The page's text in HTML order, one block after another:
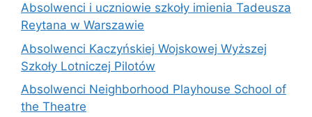
Absolwenci i uczniowie szkoły imienia Tadeusza
Reytana w Warszawie
Absolwenci Kaczyńskiej Wojskowej Wyższej
Szkoły Lotniczej Pilotów
Absolwenci Neighborhood Playhouse School of
the Theatre